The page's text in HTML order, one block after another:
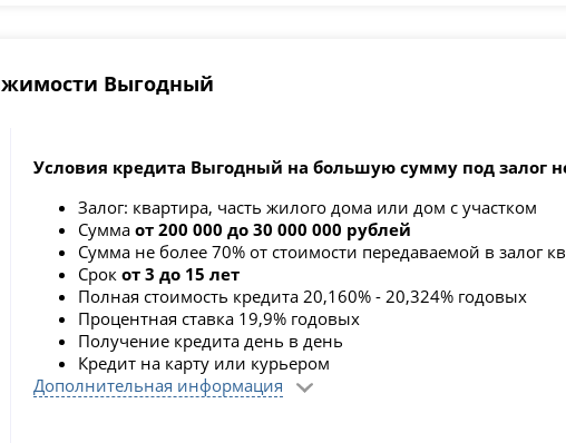
Выгодный
Условия кредита Выгодный на большую сумму под залог
Залог: квартира, часть жилого дома или дом с участком
Сумма от 200 000 до 30 000 000 рублей
Сумма не более 70% от стоимости передаваемой в залог
Срок от 3 до 15 лет
Полная стоимость кредита 20,160% - 20,324% годовых
Процентная ставка 19,9% годовых
Получение кредита день в день
Кредит на карту или курьером
Дополнительная информация